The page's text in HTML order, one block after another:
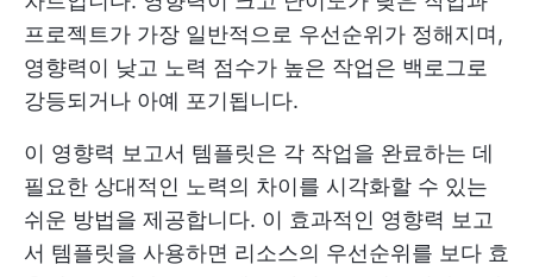
프로젝트가 가장 일반적으로 우선순위가 정해지며,
영향력이 낮고 노력 점수가 높은 작업은 백로그로
강등되거나 아예 포기됩니다.
이 영향력 보고서 템플릿은 각 작업을 완료하는 데
필요한 상대적인 노력의 차이를 시각화할 수 있는
쉬운 방법을 제공합니다. 이 효과적인 영향력 보고
서 템플릿을 사용하면 리소스의 우선순위를 보다 효